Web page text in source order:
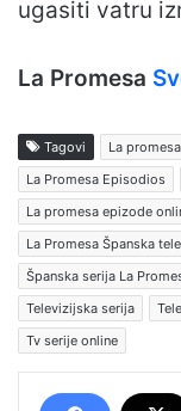
ugasiti vatru
La Promesa
Tagovi La promesa
La Promesa Episodios
La promesa epizode
La Promesa Španska
Španska serija La
Televizijska serija
Tv serije online